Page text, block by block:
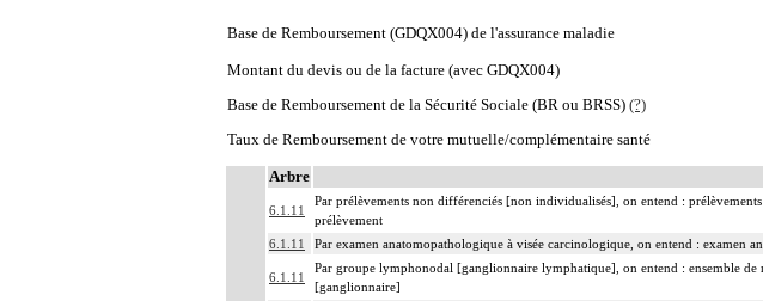
Base de Remboursement (GDQX004) de l'assurance maladie
Montant du devis ou de la facture (avec GDQX004)
Base de Remboursement de la Sécurité Sociale (BR ou BRSS) (?)
Taux de Remboursement de votre mutuelle/complémentaire santé
Arbre
6.1.11
Par prélèvements non différenciés [non individualisés], on entend :
prélèvement
6.1.11
Par examen anatomopathologique à visée carcinologique, on entend : examen
6.1.11
Par groupe lymphonodal [ganglionnaire lymphatique], on entend : ensemble
[ganglionnaire]